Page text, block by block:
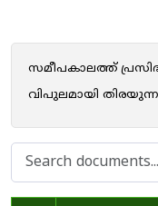
സമീപകാലത്ത്
വിപുലമായി